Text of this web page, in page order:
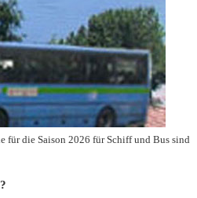
für die Saison 2026 für Schiff und Bus sind